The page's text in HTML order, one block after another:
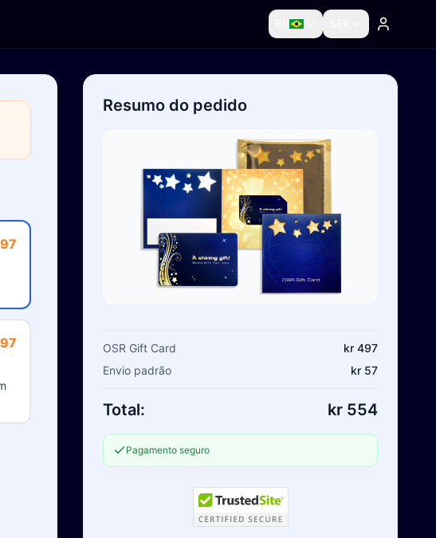
Resumo do pedido
OSR Gift Card
kr 497
Envio padrão
kr 57
Total: kr 554
Pagamento seguro